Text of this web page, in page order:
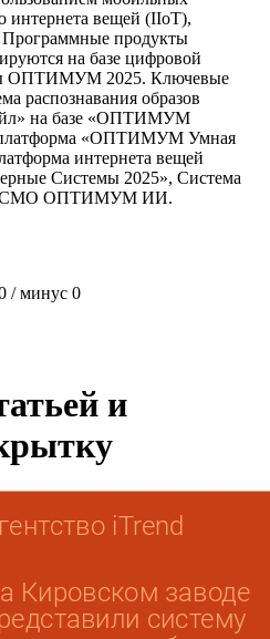
интернета вещей (IIoT),
Программные продукты
на базе цифровой
ОПТИМУМ 2025. Ключевые
распознавания образов
на базе «ОПТИМУМ
«ОПТИМУМ Умная
интернета вещей
Системы 2025», Система
СМО ОПТИМУМ ИИ.
/ минус 0
и